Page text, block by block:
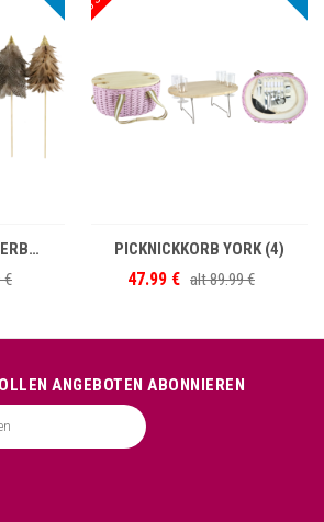
ZIERSTECKER FEDERBÄUME S/6
€
PICKNICKKORB YORK (4)
47.99 € alt89.99 €
ANGEBOTEN ABONNIEREN